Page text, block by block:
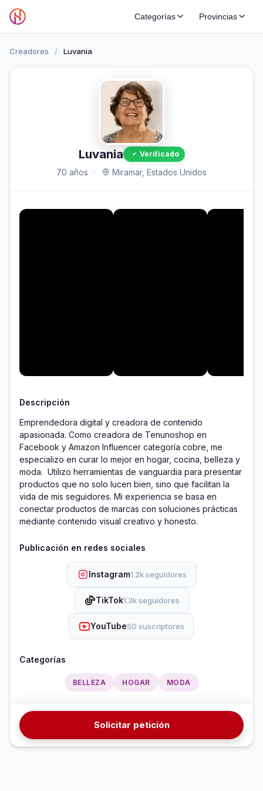
Categorías Provincias
Creadores / Luvania
Luvania Verificado
70 años · Miramar, Estados Unidos
Descripción
Emprendedora digital y creadora de contenido
apasionada. Como creadora de Tenunoshop en
Facebook y Amazon Influencer categoría cobre, me
especializo en curar lo mejor en hogar, cocina, belleza y
moda.  Utilizo herramientas de vanguardia para presentar
productos que no solo lucen bien, sino que facilitan la
vida de mis seguidores. Mi experiencia se basa en
conectar productos de marcas con soluciones prácticas
mediante contenido visual creativo y honesto.
Publicación en redes sociales
Instagram1.2k seguidores
TikTok1.3k seguidores
YouTube50 suscriptores
Categorías
BELLEZA HOGAR MODA
Solicitar petición